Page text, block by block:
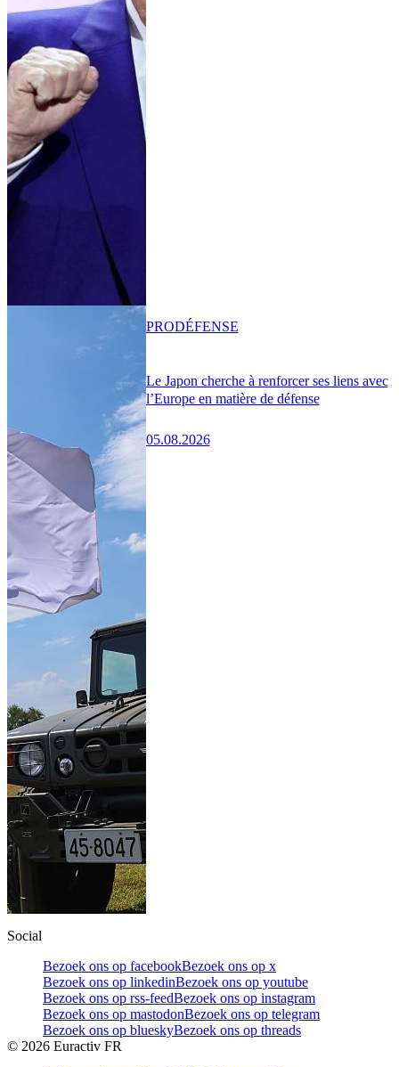
Le Japon cherche à renforcer ses liens avec
l’Europe en matière de défense
05.08.2026
PRODÉFENSE
Social
Bezoek ons op facebookBezoek ons op x
Bezoek ons op linkedinBezoek ons op youtube
Bezoek ons op rss-feedBezoek ons op instagram
Bezoek ons op mastodonBezoek ons op telegram
Bezoek ons op blueskyBezoek ons op threads
© 2026 Euractiv FR